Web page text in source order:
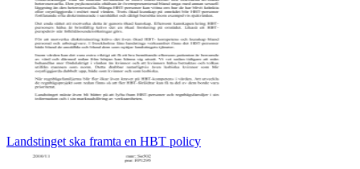
Landstinget ska framta en HBT policy